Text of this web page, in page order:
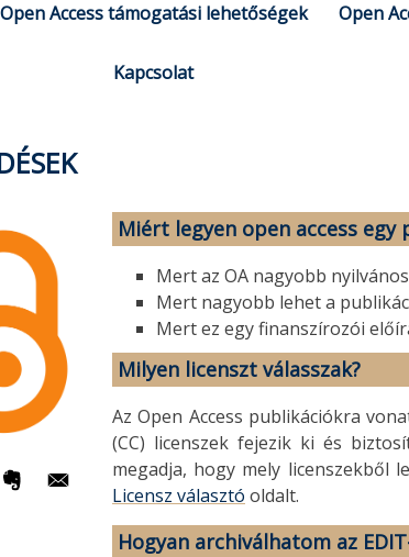
Open Access támogatási lehetőségek Open
Kapcsolat
Miért legyen open access egy
Mert az OA nagyobb
Mert nagyobb lehet a
Mert ez egy finanszírozói
Milyen licenszt válasszak?
Az Open Access publikációkra
(CC) licenszek fejezik ki és
megadja, hogy mely licenszekből
Licensz választó oldalt.
Hogyan archiválhatom az